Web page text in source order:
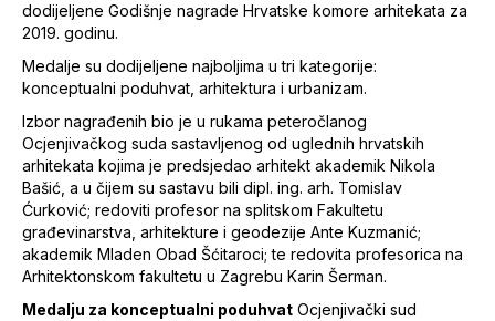
dodijeljene Godišnje nagrade Hrvatske komore arhitekata za
2019. godinu.
Medalje su dodijeljene najboljima u tri kategorije:
konceptualni poduhvat, arhitektura i urbanizam.
Izbor nagrađenih bio je u rukama peteročlanog
Ocjenjivačkog suda sastavljenog od uglednih hrvatskih
arhitekata kojima je predsjedao arhitekt akademik Nikola
Bašić, a u čijem su sastavu bili dipl. ing. arh. Tomislav
Ćurković; redoviti profesor na splitskom Fakultetu
građevinarstva, arhitekture i geodezije Ante Kuzmanić;
akademik Mladen Obad Šćitaroci; te redovita profesorica na
Arhitektonskom fakultetu u Zagrebu Karin Šerman.
Medalju za konceptualni poduhvat Ocjenjivački sud